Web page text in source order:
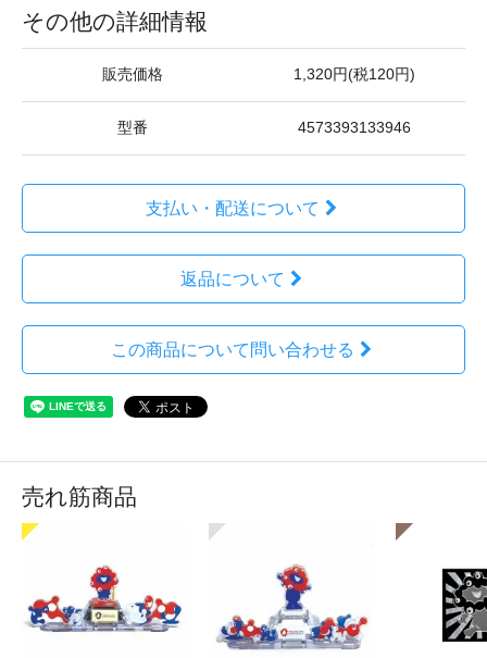
その他の詳細情報
販売価格 1,320円(税120円)
型番 4573393133946
支払い・配送について
返品について
この商品について問い合わせる
売れ筋商品